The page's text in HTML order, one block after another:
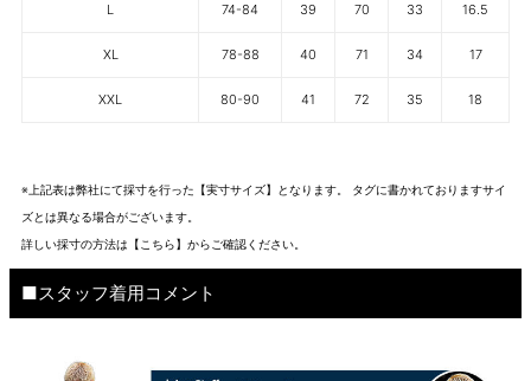
L 74-84 39 70 33 16.5
XL 78-88 40 71 34 17
XXL 80-90 41 72 35 18
※上記表は弊社にて採寸を行った【実寸サイズ】となります。 タグに書かれておりますサイ
ズとは異なる場合がございます。
詳しい採寸の方法は 【こちら】から ご確認ください。
■スタッフ着用コメント